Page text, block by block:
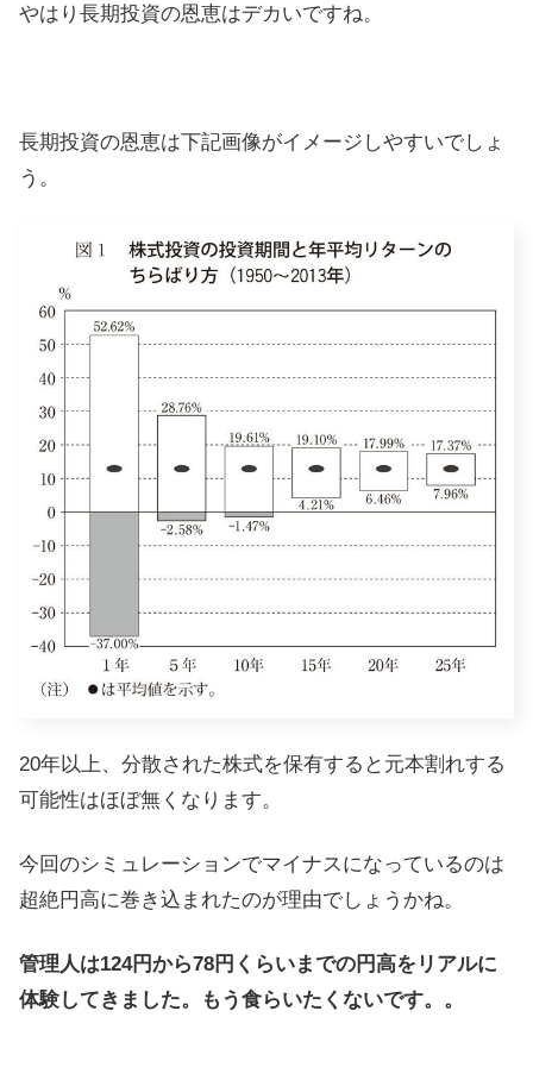
やはり長期投資の恩恵はデカいですね。
長期投資の恩恵は下記画像がイメージしやすいでしょ
う。
20年以上、分散された株式を保有すると元本割れする
可能性はほぼ無くなります。
今回のシミュレーションでマイナスになっているのは
超絶円高に巻き込まれたのが理由でしょうかね。
管理人は124円から78円くらいまでの円高をリアルに
体験してきました。もう食らいたくないです。。